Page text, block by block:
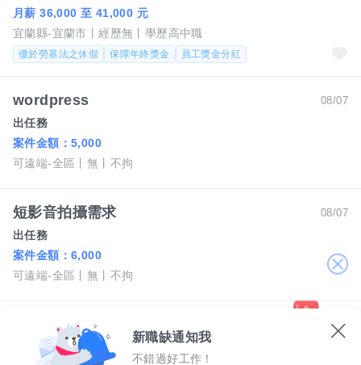
月薪 36,000 至 41,000 元
宜蘭縣-宜蘭市
經歷無 學歷高中職
優於勞基法之休假 保障年終獎金 員工獎金分紅
08/07
wordpress
出任務
案件金額： 5,000
可遠端-全區
無 不拘
08/07
短影音拍攝需求
出任務
案件金額： 6,000
可遠端-全區
無 不拘
07/21
宜蘭V-MAX KTV正職廚師人員
斗六V-MAX KTV(威曼斯娛樂有限公司)
新職缺通知我
不錯過好工作！
關
閉